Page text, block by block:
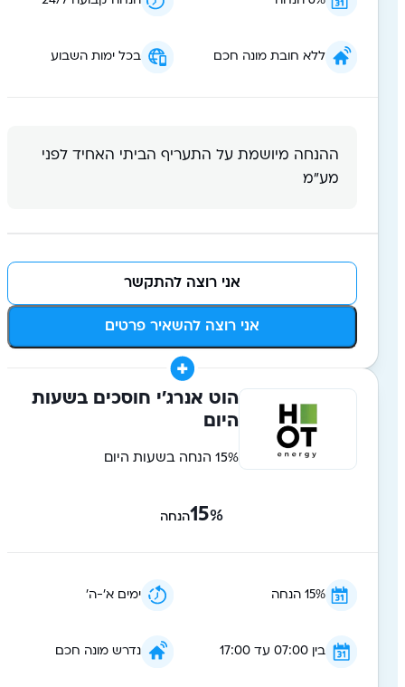
ללא חובת מונה חכם בכל ימות השבוע
ההנחה מיושמת על התעריף הביתי האחיד לפני
מע״מ
אני רוצה להשאיר פרטים
אני רוצה להתקשר
הוט אנרג׳י חוסכים בשעות
היום
15% הנחה בשעות היום
15% הנחה
15% הנחה ימים א׳-ה׳
בין 07:00 עד 17:00 נדרש מונה חכם